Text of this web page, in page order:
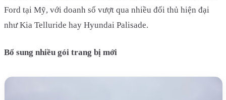
Ford tại Mỹ, với doanh số vượt qua nhiều đối thủ hiện đại
như Kia Telluride hay Hyundai Palisade.
Bổ sung nhiều gói trang bị mới